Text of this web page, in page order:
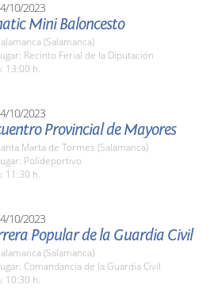
10/2023
Mini Baloncesto
(Salamanca)
Recinto Ferial de la Diputación
13:00 h.
10/2023
Provincial de Mayores
Marta de Tormes (Salamanca)
Polideportivo
11:30 h.
10/2023
Popular de la Guardia Civil
(Salamanca)
Comandancia de la Guardia Civil
10:30 h.